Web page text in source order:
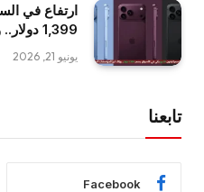
1,399 دولار.. وتِلك أبرز المواصفات المتوقعة
يونيو 21, 2026
تابعنا
Facebook